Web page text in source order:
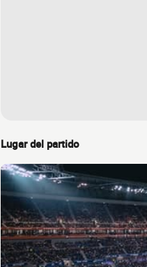
Lugar del partido